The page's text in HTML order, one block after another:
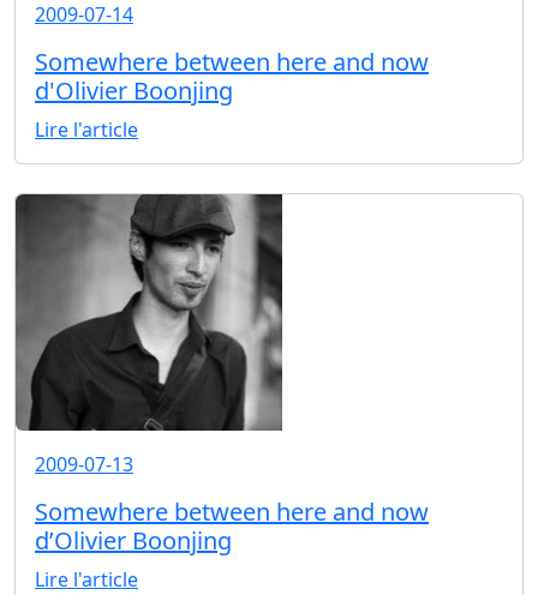
2009-07-14
Somewhere between here and now
d'Olivier Boonjing
Lire l'article
2009-07-13
Somewhere between here and now
d’Olivier Boonjing
Lire l'article